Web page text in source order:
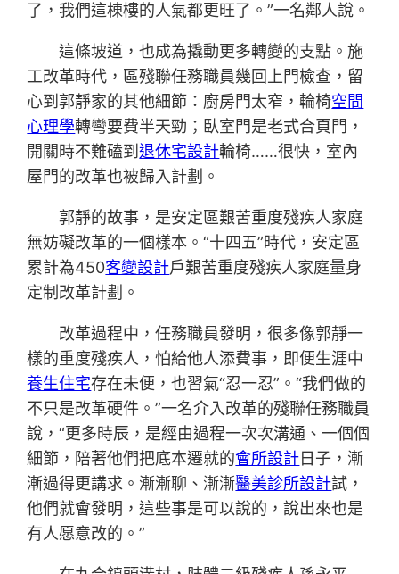
了，我們這棟樓的人氣都更旺了。”一名鄰人說。
這條坡道，也成為撬動更多轉變的支點。施
工改革時代，區殘聯任務職員幾回上門檢查，留
心到郭靜家的其他細節：廚房門太窄，輪椅空間
心理學轉彎要費半天勁；臥室門是老式合頁門，
開關時不難磕到退休宅設計輪椅……很快，室內
屋門的改革也被歸入計劃。
郭靜的故事，是安定區艱苦重度殘疾人家庭
無妨礙改革的一個樣本。“十四五”時代，安定區
累計為450客變設計戶艱苦重度殘疾人家庭量身
定制改革計劃。
改革過程中，任務職員發明，很多像郭靜一
樣的重度殘疾人，怕給他人添費事，即便生涯中
養生住宅存在未便，也習氣“忍一忍”。“我們做的
不只是改革硬件。”一名介入改革的殘聯任務職員
說，“更多時辰，是經由過程一次次溝通、一個個
細節，陪著他們把底本遷就的會所設計日子，漸
漸過得更講求。漸漸聊、漸漸醫美診所設計試，
他們就會發明，這些事是可以說的，說出來也是
有人愿意改的。”